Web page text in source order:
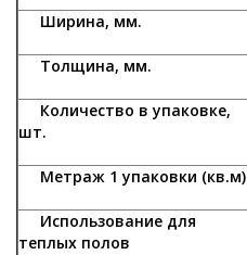
Ширина, мм.
Толщина, мм.
Количество в упаковке,
шт.
Метраж 1 упаковки (кв.м)
Использование для
теплых полов